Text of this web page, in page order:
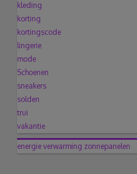
kleding
korting
kortingscode
lingerie
mode
Schoenen
sneakers
solden
trui
vakantie
energie verwarming zonnepanelen